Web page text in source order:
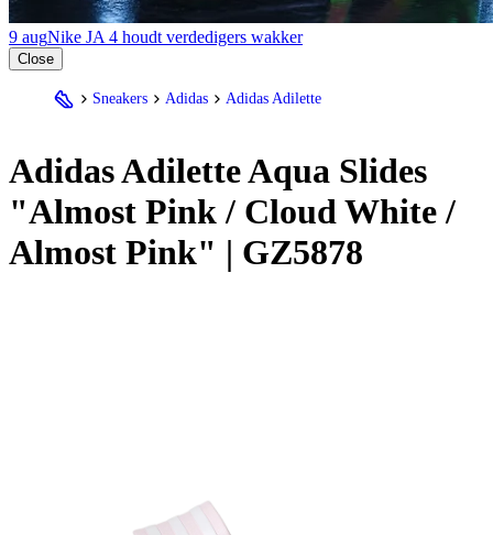
9 augNike JA 4 houdt verdedigers wakker
Close
Sneakers Adidas Adidas Adilette
AdidasAdilette Aqua Slides
"Almost Pink / Cloud White /
Almost Pink" | GZ5878